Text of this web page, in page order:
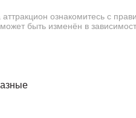
ознакомитесь с
быть изменён в